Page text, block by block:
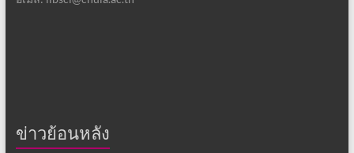
ข่าวย้อนหลัง